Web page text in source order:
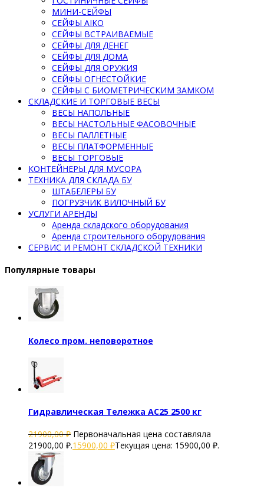
МИНИ-СЕЙФЫ
СЕЙФЫ AIKO
СЕЙФЫ ВСТРАИВАЕМЫЕ
СЕЙФЫ ДЛЯ ДЕНЕГ
СЕЙФЫ ДЛЯ ДОМА
СЕЙФЫ ДЛЯ ОРУЖИЯ
СЕЙФЫ ОГНЕСТОЙКИЕ
СЕЙФЫ С БИОМЕТРИЧЕСКИМ ЗАМКОМ
СКЛАДСКИЕ И ТОРГОВЫЕ ВЕСЫ
ВЕСЫ НАПОЛЬНЫЕ
ВЕСЫ НАСТОЛЬНЫЕ ФАСОВОЧНЫЕ
ВЕСЫ ПАЛЛЕТНЫЕ
ВЕСЫ ПЛАТФОРМЕННЫЕ
ВЕСЫ ТОРГОВЫЕ
КОНТЕЙНЕРЫ ДЛЯ МУСОРА
ТЕХНИКА ДЛЯ СКЛАДА БУ
ШТАБЕЛЕРЫ БУ
ПОГРУЗЧИК ВИЛОЧНЫЙ БУ
УСЛУГИ АРЕНДЫ
Аренда складского оборудования
Аренда строительного оборудования
СЕРВИС И РЕМОНТ СКЛАДСКОЙ ТЕХНИКИ
Популярные товары
Колесо пром. неповоротное
Гидравлическая Тележка AC25 2500 кг
21900,00₽ Первоначальная цена составляла
21900,00 ₽.15900,00 ₽Текущая цена: 15900,00 ₽.